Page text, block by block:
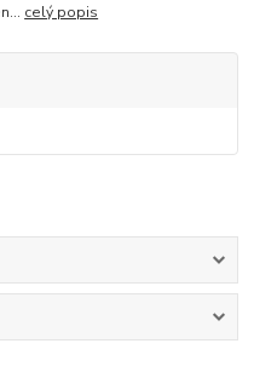
celý popis